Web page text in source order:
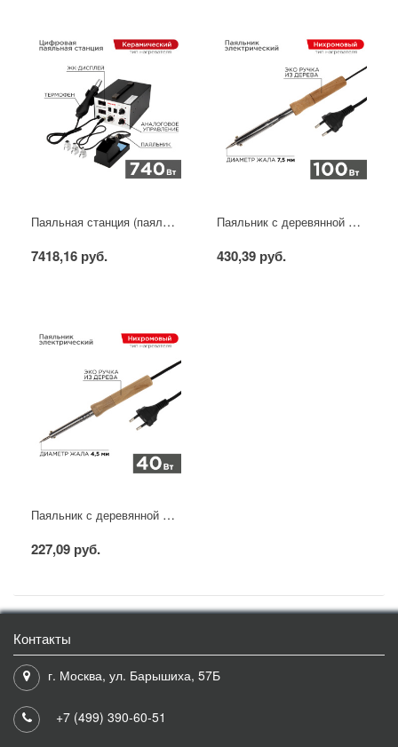
Паяльная станция (паяльник + фен), модель R852AD+, 100-500°C, LED дисплей REXANT
7418,16 руб.
Паяльник с деревянной ручкой, серия WOOD, 100Вт, 230В, блистер PROconnect
430,39 руб.
Паяльник с деревянной ручкой, серия WOOD, 40Вт, 230В, блистер PROconnect
227,09 руб.
Контакты
г. Москва, ул. Барышиха, 57Б
+7 (499) 390-60-51